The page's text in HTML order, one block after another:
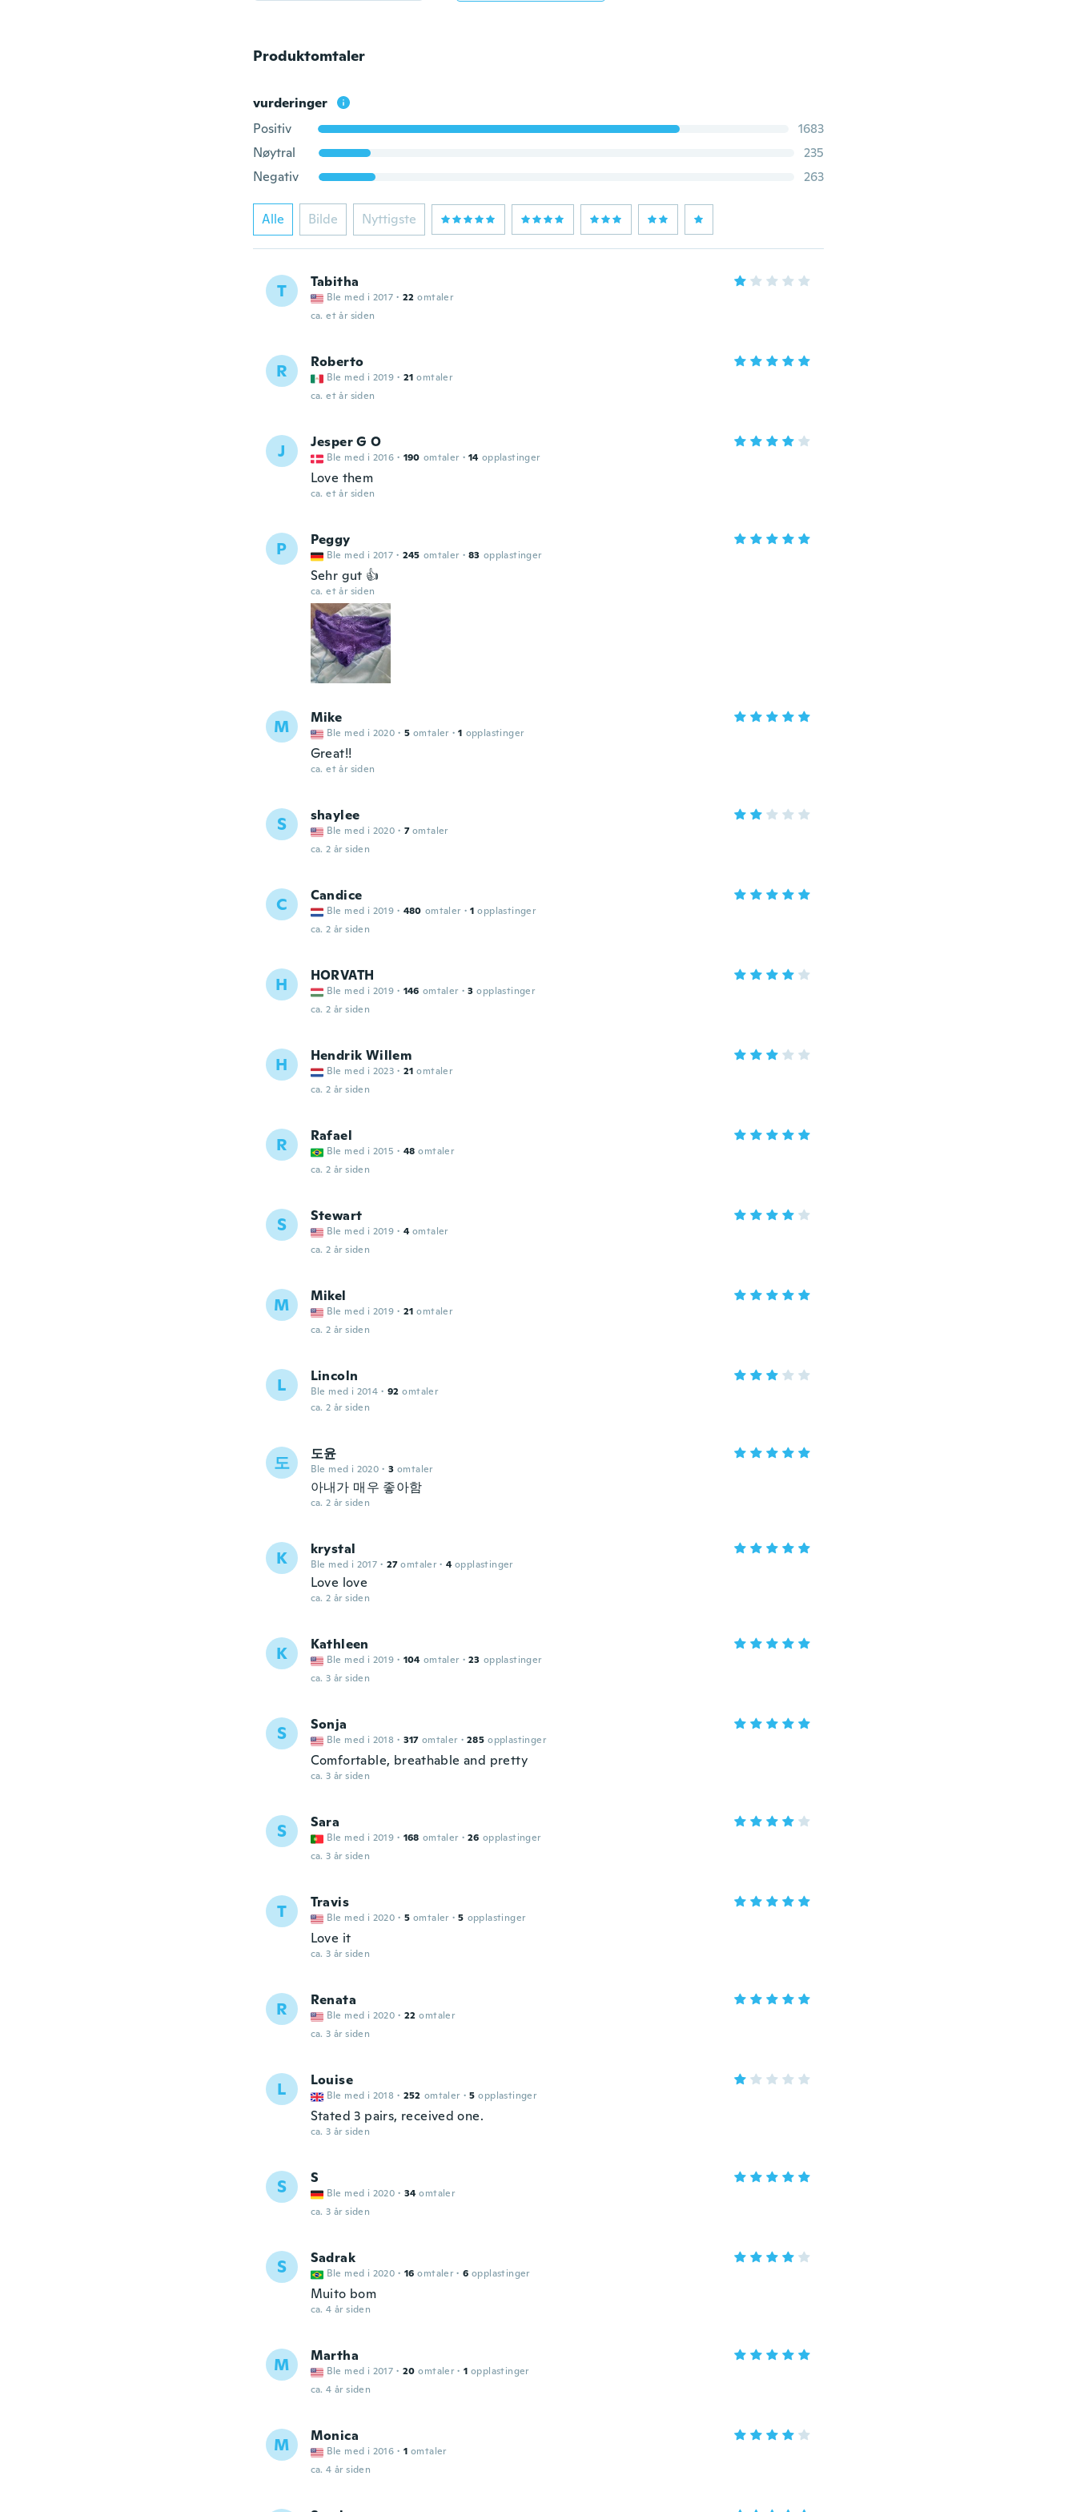
Produktomtaler
vurderinger
Positiv
1683
Nøytral
235
Negativ
263
Alle Bilde Nyttigste
T Tabitha
Ble med i 2017 · 22 omtaler
ca. et år siden
R Roberto
Ble med i 2019 · 21 omtaler
ca. et år siden
J Jesper G O
Ble med i 2016 · 190 omtaler · 14 opplastinger
Love them
ca. et år siden
P Peggy
Ble med i 2017 · 245 omtaler · 83 opplastinger
Sehr gut 👍
ca. et år siden
M Mike
Ble med i 2020 · 5 omtaler · 1 opplastinger
Great!!
ca. et år siden
S shaylee
Ble med i 2020 · 7 omtaler
ca. 2 år siden
C Candice
Ble med i 2019 · 480 omtaler · 1 opplastinger
ca. 2 år siden
H HORVATH
Ble med i 2019 · 146 omtaler · 3 opplastinger
ca. 2 år siden
H Hendrik Willem
Ble med i 2023 · 21 omtaler
ca. 2 år siden
R Rafael
Ble med i 2015 · 48 omtaler
ca. 2 år siden
S Stewart
Ble med i 2019 · 4 omtaler
ca. 2 år siden
M Mikel
Ble med i 2019 · 21 omtaler
ca. 2 år siden
L Lincoln
Ble med i 2014 · 92 omtaler
ca. 2 år siden
도 도윤
Ble med i 2020 · 3 omtaler
아내가 매우 좋아함
ca. 2 år siden
K krystal
Ble med i 2017 · 27 omtaler · 4 opplastinger
Love love
ca. 2 år siden
K Kathleen
Ble med i 2019 · 104 omtaler · 23 opplastinger
ca. 3 år siden
S Sonja
Ble med i 2018 · 317 omtaler · 285 opplastinger
Comfortable, breathable and pretty
ca. 3 år siden
S Sara
Ble med i 2019 · 168 omtaler · 26 opplastinger
ca. 3 år siden
T Travis
Ble med i 2020 · 5 omtaler · 5 opplastinger
Love it
ca. 3 år siden
R Renata
Ble med i 2020 · 22 omtaler
ca. 3 år siden
L Louise
Ble med i 2018 · 252 omtaler · 5 opplastinger
Stated 3 pairs, received one.
ca. 3 år siden
S S
Ble med i 2020 · 34 omtaler
ca. 3 år siden
S Sadrak
Ble med i 2020 · 16 omtaler · 6 opplastinger
Muito bom
ca. 4 år siden
M Martha
Ble med i 2017 · 20 omtaler · 1 opplastinger
ca. 4 år siden
M Monica
Ble med i 2016 · 1 omtaler
ca. 4 år siden